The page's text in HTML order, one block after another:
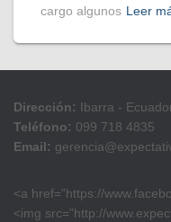
cargo algunos Leer
Dirección: Ibarra -
Teléfono: 099 718 4835
Email:
<a href=”https://
<img src=”http://